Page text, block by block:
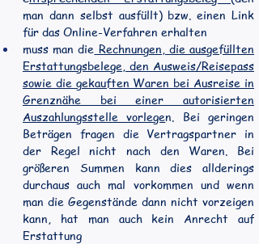
man dann selbst ausfüllt) bzw. einen Link
für das Online-Verfahren erhalten
muss man die Rechnungen, die ausgefüllten
Erstattungsbelege, den Ausweis/Reisepass
sowie die gekauften Waren bei Ausreise in
Grenznähe bei einer autorisierten
Auszahlungsstelle vorlegen. Bei geringen
Beträgen fragen die Vertragspartner in
der Regel nicht nach den Waren. Bei
größeren Summen kann dies allderings
durchaus auch mal vorkommen und wenn
man die Gegenstände dann nicht vorzeigen
kann, hat man auch kein Anrecht auf
Erstattung